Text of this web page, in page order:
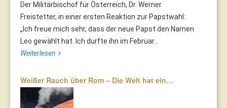
Der Militärbischof für Österreich, Dr. Werner
Freistetter, in einer ersten Reaktion zur Papstwahl:
„Ich freue mich sehr, dass der neue Papst den Namen
Leo gewählt hat. Ich durfte ihn im Februar...
Weiterlesen
Weißer Rauch über Rom – Die Welt hat ein…